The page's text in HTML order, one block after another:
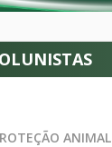
ANIMAL